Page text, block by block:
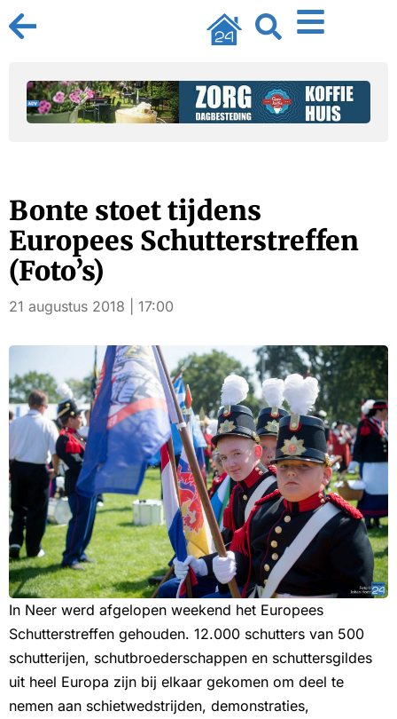
Bonte stoet tijdens
Europees Schutterstreffen
(Foto’s)
21 augustus 2018 | 17:00
In Neer werd afgelopen weekend het Europees
Schutterstreffen gehouden. 12.000 schutters van 500
schutterijen, schutbroederschappen en schuttersgildes
uit heel Europa zijn bij elkaar gekomen om deel te
nemen aan schietwedstrijden, demonstraties,